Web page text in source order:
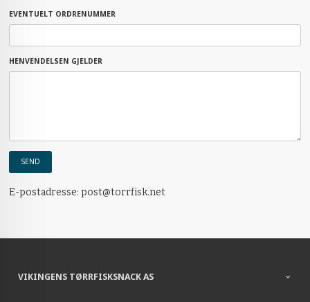
EVENTUELT ORDRENUMMER
HENVENDELSEN GJELDER
E-postadresse: post@torrfisk.net
VIKINGENS TØRRFISKSNACK AS